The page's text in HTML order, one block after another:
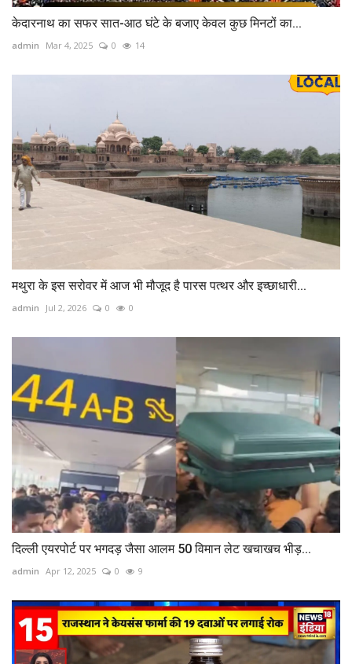
केदारनाथ का सफर सात-आठ घंटे के बजाए केवल कुछ मिनटों का...
admin Mar 4, 2025 0 14
मथुरा के इस सरोवर में आज भी मौजूद है पारस पत्थर और इच्छाधारी...
admin Jul 2, 2026 0 0
दिल्ली एयरपोर्ट पर भगदड़ जैसा आलम 50 विमान लेट खचाखच भीड़...
admin Apr 12, 2025 0 9